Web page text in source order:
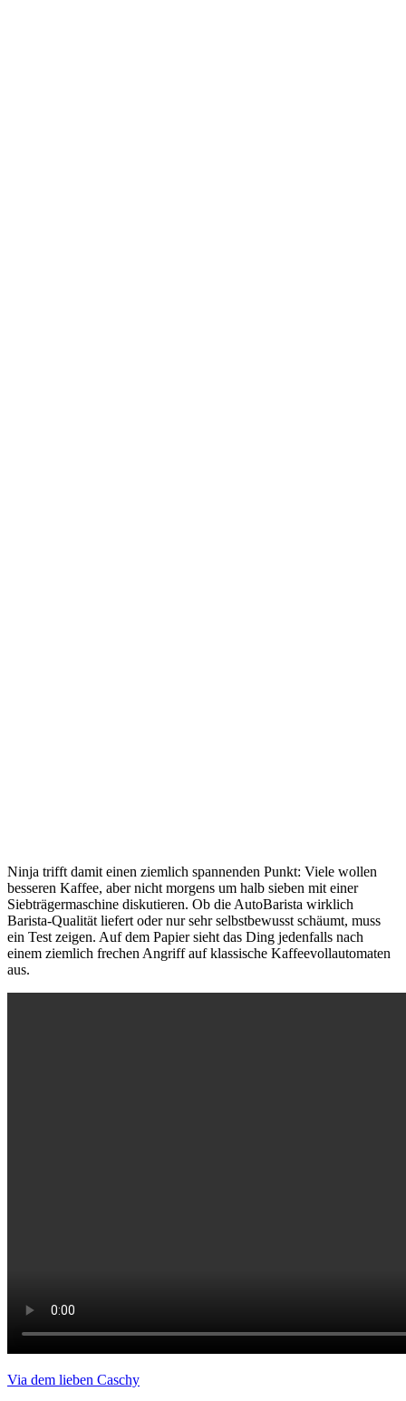
Ninja trifft damit einen ziemlich spannenden Punkt: Viele wollen
besseren Kaffee, aber nicht morgens um halb sieben mit einer
Siebträgermaschine diskutieren. Ob die AutoBarista wirklich
Barista-Qualität liefert oder nur sehr selbstbewusst schäumt, muss
ein Test zeigen. Auf dem Papier sieht das Ding jedenfalls nach
einem ziemlich frechen Angriff auf klassische Kaffeevollautomaten
aus.
Via dem lieben Caschy